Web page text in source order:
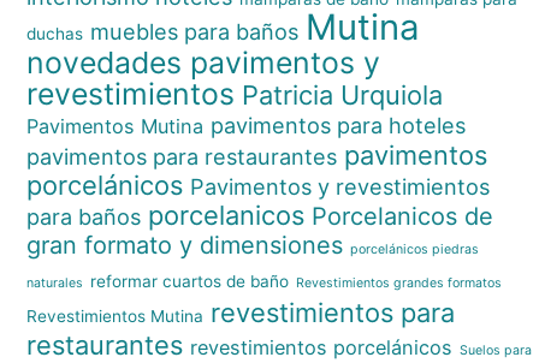
duchas muebles para baños Mutina
novedades pavimentos y
revestimientos Patricia Urquiola
Pavimentos Mutina pavimentos para hoteles
pavimentos para restaurantes pavimentos
porcelánicos Pavimentos y revestimientos
para baños porcelanicos Porcelanicos de
gran formato y dimensiones porcelánicos piedras
naturales reformar cuartos de baño Revestimientos grandes formatos
Revestimientos Mutina revestimientos para
restaurantes revestimientos porcelánicos Suelos para